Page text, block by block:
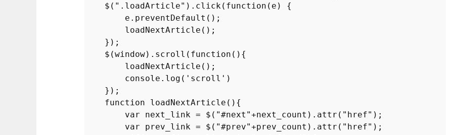
    $(
".loadArticle" ). click( function ( e ) {
        e.
preventDefault ();
loadNextArticle ();
    });
    $(
window). scroll ( function ( ){
loadNextArticle ();
console . log ( 'scroll' )
    });
function
loadNextArticle ( ){
var next_link = $( "#next"+next_count). attr ( "href" );
var prev_link = $( "#prev"+prev_count). attr ( "href" );